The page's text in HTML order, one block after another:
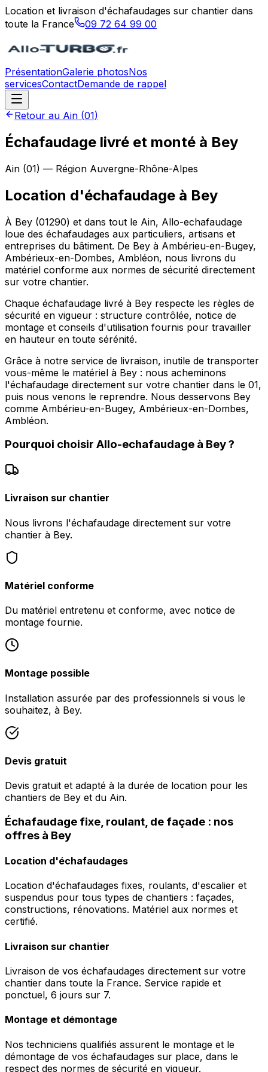
Location et livraison d'échafaudages sur chantier dans
toute la France
09 72 64 99 00
PrésentationGalerie photosNos
servicesContactDemande de rappel
Retour au Ain (01)
Échafaudage livré et monté à Bey
Ain (01) — Région Auvergne-Rhône-Alpes
Location d'échafaudage à Bey
À Bey (01290) et dans tout le Ain, Allo-echafaudage
loue des échafaudages aux particuliers, artisans et
entreprises du bâtiment. De Bey à Ambérieu-en-Bugey,
Ambérieux-en-Dombes, Ambléon, nous livrons du
matériel conforme aux normes de sécurité directement
sur votre chantier.
Chaque échafaudage livré à Bey respecte les règles de
sécurité en vigueur : structure contrôlée, notice de
montage et conseils d'utilisation fournis pour travailler
en hauteur en toute sérénité.
Grâce à notre service de livraison, inutile de transporter
vous-même le matériel à Bey : nous acheminons
l'échafaudage directement sur votre chantier dans le 01,
puis nous venons le reprendre. Nous desservons Bey
comme Ambérieu-en-Bugey, Ambérieux-en-Dombes,
Ambléon.
Pourquoi choisir Allo-echafaudage à Bey?
Livraison sur chantier
Nous livrons l'échafaudage directement sur votre
chantier à Bey.
Matériel conforme
Du matériel entretenu et conforme, avec notice de
montage fournie.
Montage possible
Installation assurée par des professionnels si vous le
souhaitez, à Bey.
Devis gratuit
Devis gratuit et adapté à la durée de location pour les
chantiers de Bey et du Ain.
Échafaudage fixe, roulant, de façade : nos
offres à Bey
Location d'échafaudages
Location d'échafaudages fixes, roulants, d'escalier et
suspendus pour tous types de chantiers : façades,
constructions, rénovations. Matériel aux normes et
certifié.
Livraison sur chantier
Livraison de vos échafaudages directement sur votre
chantier dans toute la France. Service rapide et
ponctuel, 6 jours sur 7.
Montage et démontage
Nos techniciens qualifiés assurent le montage et le
démontage de vos échafaudages sur place, dans le
respect des normes de sécurité en vigueur.